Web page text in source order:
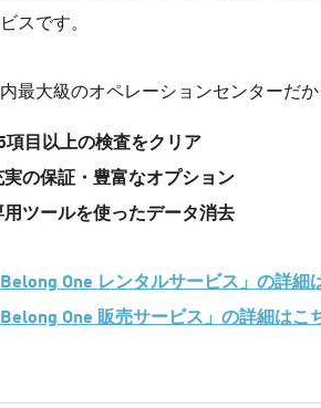
スです。
最大級のオペレーションセンターだ
項目以上の検査をクリア
実の保証・豊富なオプション
用ツールを使ったデータ消去
One レンタルサービス」の詳細
One 販売サービス」の詳細はこ